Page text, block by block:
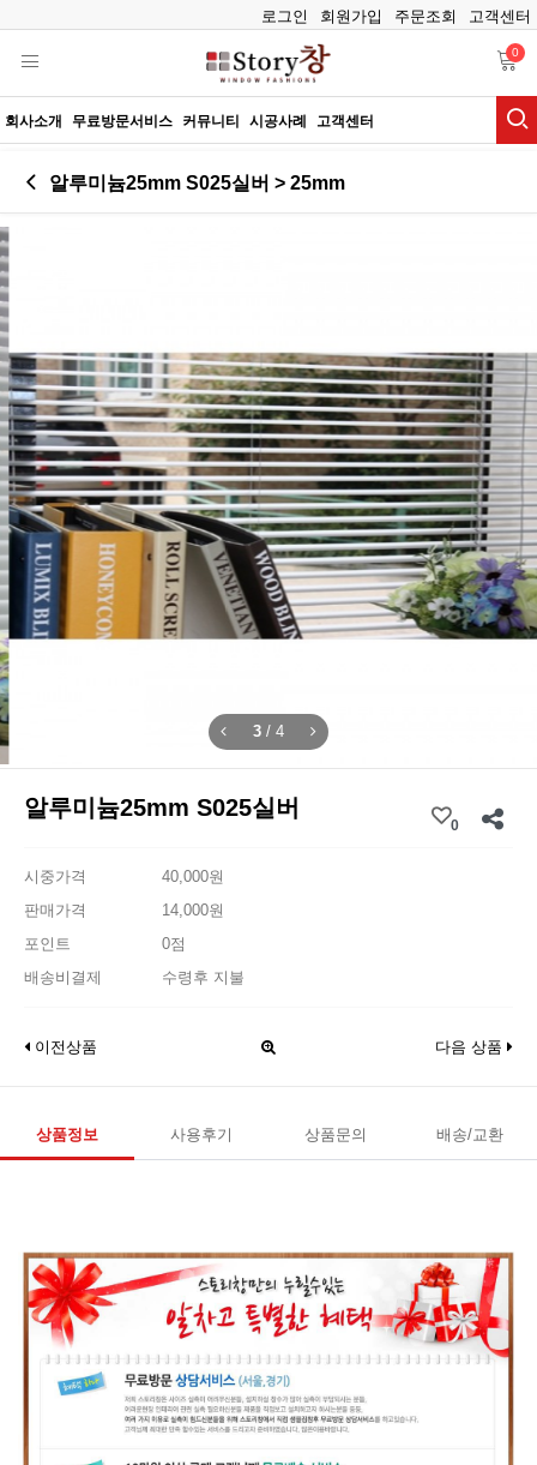
고객센터
주문조회
회원가입
로그인
0
회사소개 무료방문서비스 커뮤니티 시공사례 고객센터
알루미늄25mm S025실버 > 25mm
3 / 4
알루미늄25mm S025실버
0
시중가격
40,000원
판매가격
14,000원
포인트
0점
배송비결제
수령후 지불
이전상품 다음 상품
상품정보 사용후기 상품문의 배송/교환